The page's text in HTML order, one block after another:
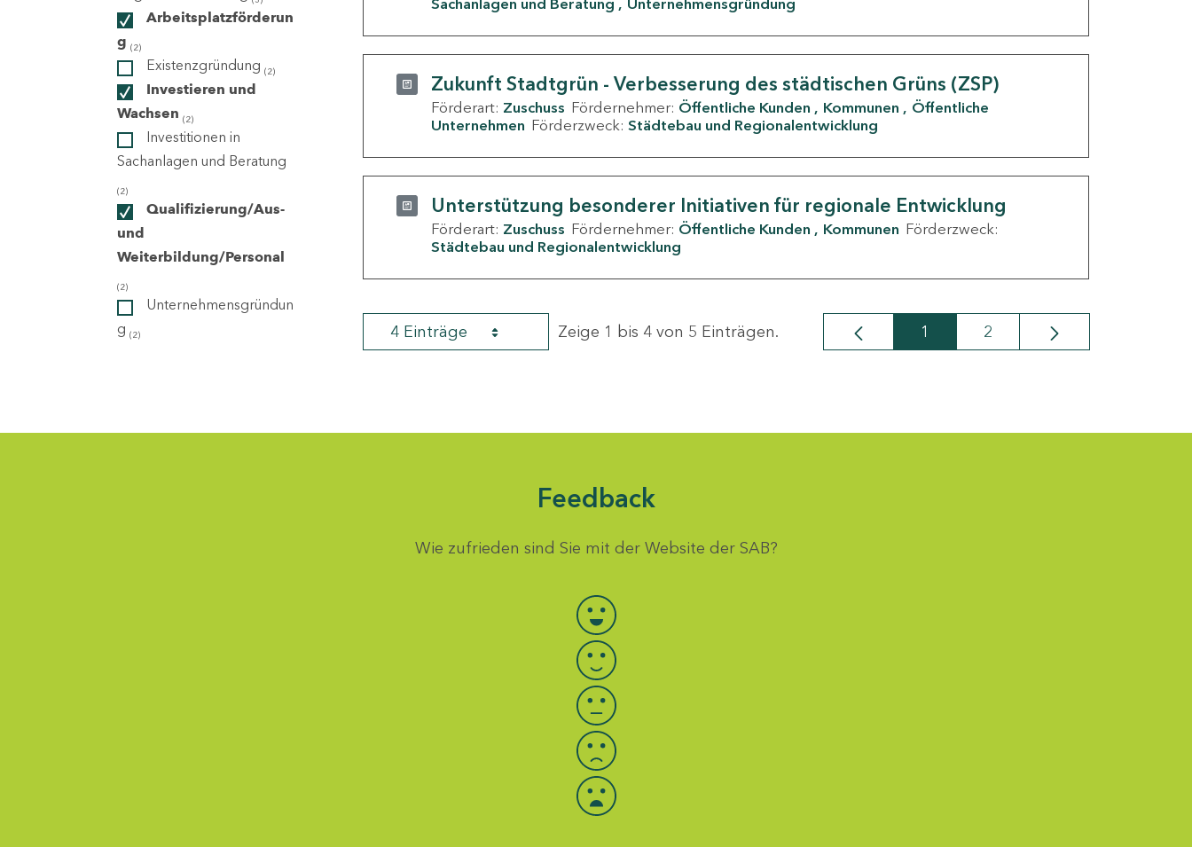
Arbeitsplatzförderun
g (2)
Existenzgründung (2)
Investieren und
Wachsen (2)
Investitionen in
Sachanlagen und Beratung
(2)
Qualifizierung/Aus-
und
Weiterbildung/Personal
(2)
Unternehmensgründun
g (2)
Sachanlagen und Beratung
Unternehmensgründung
Zukunft Stadtgrün - Verbesserung des städtischen Grüns (ZSP)
Förderart: Zuschuss Fördernehmer: Öffentliche Kunden Kommunen
Öffentliche
Unternehmen Förderzweck: Städtebau und Regionalentwicklung
Unterstützung besonderer Initiativen für regionale Entwicklung
Förderart: Zuschuss Fördernehmer: Öffentliche Kunden Kommunen Förderzweck:
Städtebau und Regionalentwicklung
4 Einträge Zeige 1 bis 4 von 5 Einträgen. Seite
1 Seite
2
Feedback
Wie zufrieden sind Sie mit der Website der SAB?
Bewertung auswählen